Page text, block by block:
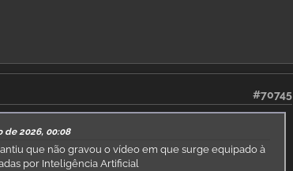
#70745
de 2026, 00:08
que não gravou o vídeo em que surge equipado à
por Inteligência Artificial